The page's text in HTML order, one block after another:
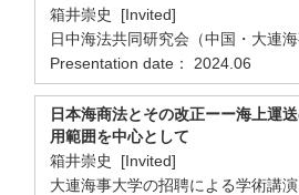
箱井崇史 [Invited]
日中海法共同研究会（中国・大連海
Presentation date： 2024.06
日本海商法とその改正ーー海上運
用範囲を中心として
箱井崇史 [Invited]
大連海事大学の招聘による学術講演